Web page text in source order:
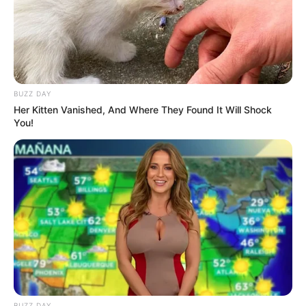
Mit ein paar Tricks lassen sich die beliebten
Kartoffeln in eine ausgewogene Mahlzeit
verwandeln.
Kartoffeln als Basis: Sie liefern komplexe
Mineralstoffe wie Kalium.
Backen statt Frittieren
: Statt im Ölbad
zubereitet, werden die Kartoffeln im Ofen
goldbraun und knusprig – mit deutlich
weniger Kalorien.
Frische Zutaten in der Sauce: Tomaten,
Paprika und Knoblauch liefern wertvolle
Vitamine und Antioxidantien.
Gesunde Würze: Anstelle von
BUZZ DAY
Her Kitten Vanished, And Where They Found It Will Shock
You!